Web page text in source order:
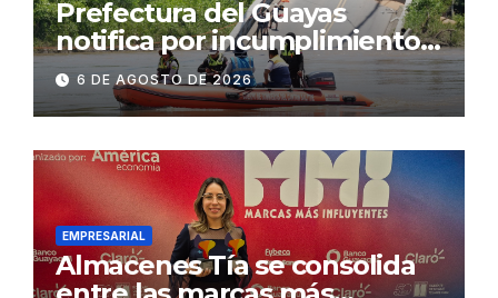
Prefectura del Guayas
notifica por incumplimiento
contractual a la
Concesionaria CONORTE y
exige celeridad en
desmontaje del puente
Gonzalo Icaza Cornejo, en
Daule
6 DE AGOSTO DE 2026
EMPRESARIAL
Almacenes Tía se consolida